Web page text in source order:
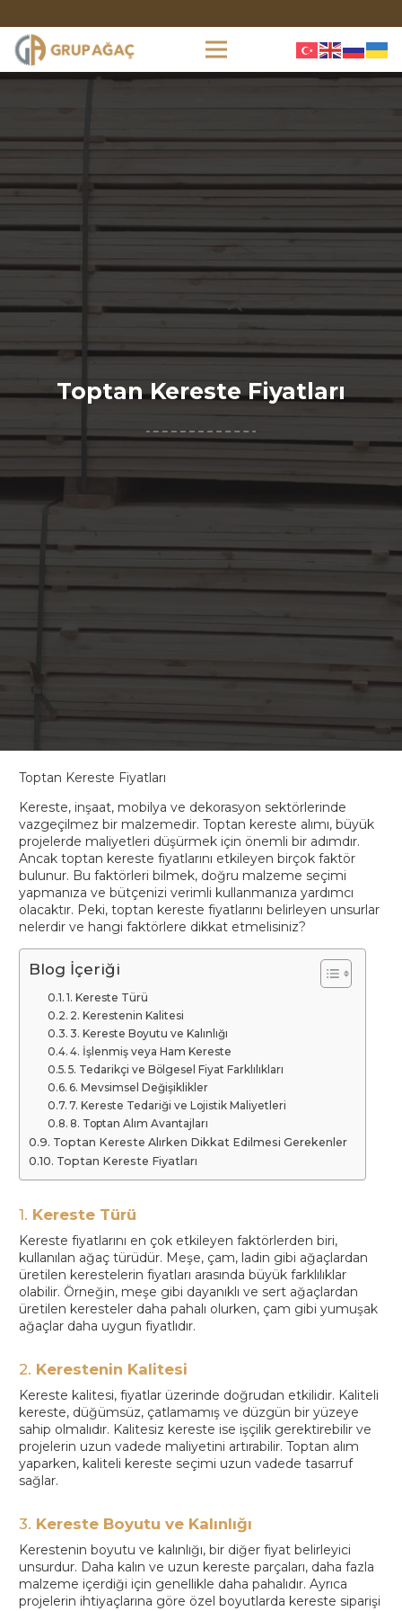
Toptan Kereste Fiyatları
Toptan Kereste Fiyatları
Kereste, inşaat, mobilya ve dekorasyon sektörlerinde
vazgeçilmez bir malzemedir. Toptan kereste alımı, büyük
projelerde maliyetleri düşürmek için önemli bir adımdır.
Ancak toptan kereste fiyatlarını etkileyen birçok faktör
bulunur. Bu faktörleri bilmek, doğru malzeme seçimi
yapmanıza ve bütçenizi verimli kullanmanıza yardımcı
olacaktır. Peki, toptan kereste fiyatlarını belirleyen unsurlar
nelerdir ve hangi faktörlere dikkat etmelisiniz?
Blog İçeriği
1. Kereste Türü
2. Kerestenin Kalitesi
3. Kereste Boyutu ve Kalınlığı
4. İşlenmiş veya Ham Kereste
5. Tedarikçi ve Bölgesel Fiyat Farklılıkları
6. Mevsimsel Değişiklikler
7. Kereste Tedariği ve Lojistik Maliyetleri
8. Toptan Alım Avantajları
Toptan Kereste Alırken Dikkat Edilmesi Gerekenler
Toptan Kereste Fiyatları
1. Kereste Türü
Kereste fiyatlarını en çok etkileyen faktörlerden biri,
kullanılan ağaç türüdür. Meşe, çam, ladin gibi ağaçlardan
üretilen kerestelerin fiyatları arasında büyük farklılıklar
olabilir. Örneğin, meşe gibi dayanıklı ve sert ağaçlardan
üretilen keresteler daha pahalı olurken, çam gibi yumuşak
ağaçlar daha uygun fiyatlıdır.
2. Kerestenin Kalitesi
Kereste kalitesi, fiyatlar üzerinde doğrudan etkilidir. Kaliteli
kereste, düğümsüz, çatlamamış ve düzgün bir yüzeye
sahip olmalıdır. Kalitesiz kereste ise işçilik gerektirebilir ve
projelerin uzun vadede maliyetini artırabilir. Toptan alım
yaparken, kaliteli kereste seçimi uzun vadede tasarruf
sağlar.
3. Kereste Boyutu ve Kalınlığı
Kerestenin boyutu ve kalınlığı, bir diğer fiyat belirleyici
unsurdur. Daha kalın ve uzun kereste parçaları, daha fazla
malzeme içerdiği için genellikle daha pahalıdır. Ayrıca
projelerin ihtiyaçlarına göre özel boyutlarda kereste siparişi